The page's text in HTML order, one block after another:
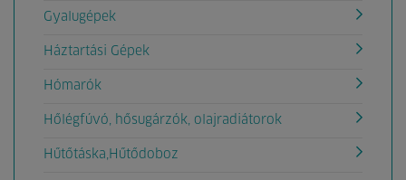
Gyalugépek
Háztartási Gépek
Hómarók
Hőlégfúvó, hősugárzók, olajradiátorok
Hűtőtáska,Hűtődoboz